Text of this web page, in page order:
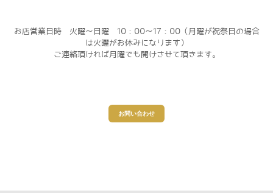
お店営業日時 火曜～日曜 10：00～17：00（月曜が祝祭日の場合
は火曜がお休みになります）
ご連絡頂ければ月曜でも開けさせて頂きます。
お問い合わせ